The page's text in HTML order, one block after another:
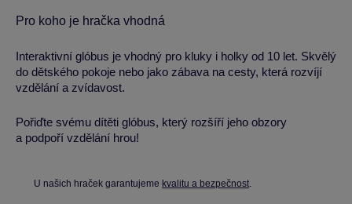
Pro koho je hračka vhodná
Interaktivní glóbus je vhodný pro kluky i holky od 10 let. Skvělý
do dětského pokoje nebo jako zábava na cesty, která rozvíjí
vzdělání a zvídavost.
Pořiďte svému dítěti glóbus, který rozšíří jeho obzory
a podpoří vzdělání hrou!
U našich hraček garantujeme kvalitu a bezpečnost.